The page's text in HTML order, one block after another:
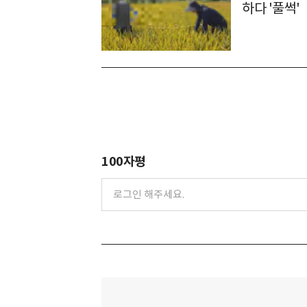
하다 '풀썩'
100자평